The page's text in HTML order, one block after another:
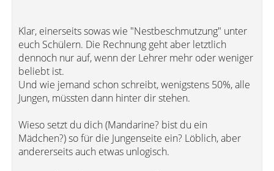
Klar, einerseits sowas wie "Nestbeschmutzung" unter
euch Schülern. Die Rechnung geht aber letztlich
dennoch nur auf, wenn der Lehrer mehr oder weniger
beliebt ist.
Und wie jemand schon schreibt, wenigstens 50%, alle
Jungen, müssten dann hinter dir stehen.
Wieso setzt du dich (Mandarine? bist du ein
Mädchen?) so für die Jungenseite ein? Löblich, aber
andererseits auch etwas unlogisch.